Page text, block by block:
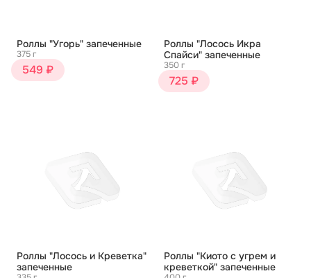
Роллы "Угорь" запеченные
375 г
549 ₽
Роллы "Лосось Икра
Спайси" запеченные
350 г
725 ₽
Роллы "Лосось и Креветка"
запеченные
Роллы "Киото с угрем и
креветкой" запеченные